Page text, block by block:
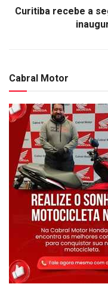
Curitiba recebe a
Cabral Motor